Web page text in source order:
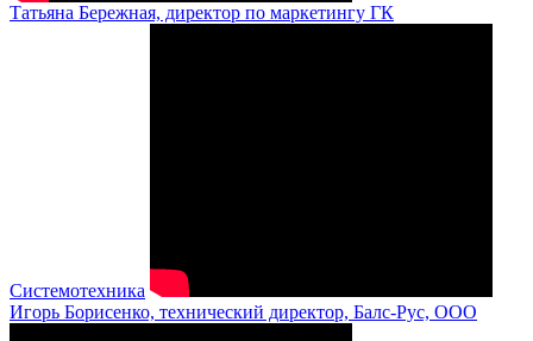
Татьяна Бережная, директор по маркетингу ГК
Системотехника
Игорь Борисенко, технический директор, Балс-Рус, ООО